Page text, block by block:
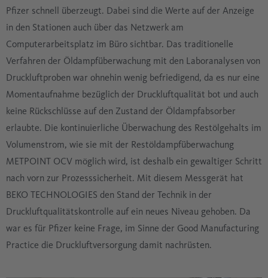
Pfizer schnell überzeugt. Dabei sind die Werte auf der Anzeige
in den Stationen auch über das Netzwerk am
Computerarbeitsplatz im Büro sichtbar. Das traditionelle
Verfahren der Öldampfüberwachung mit den Laboranalysen von
Druckluftproben war ohnehin wenig befriedigend, da es nur eine
Momentaufnahme bezüglich der Druckluftqualität bot und auch
keine Rückschlüsse auf den Zustand der Öldampfabsorber
erlaubte. Die kontinuierliche Überwachung des Restölgehalts im
Volumenstrom, wie sie mit der Restöldampfüberwachung
METPOINT OCV möglich wird, ist deshalb ein gewaltiger Schritt
nach vorn zur Prozesssicherheit. Mit diesem Messgerät hat
BEKO TECHNOLOGIES den Stand der Technik in der
Druckluftqualitätskontrolle auf ein neues Niveau gehoben. Da
war es für Pfizer keine Frage, im Sinne der Good Manufacturing
Practice die Druckluftversorgung damit nachrüsten.